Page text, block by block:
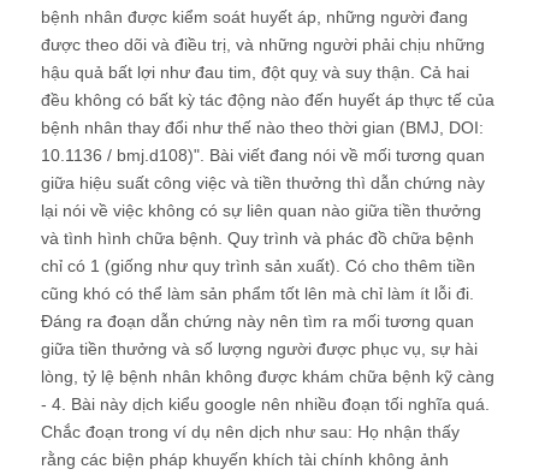
bệnh nhân được kiểm soát huyết áp, những người đang
được theo dõi và điều trị, và những người phải chịu những
hậu quả bất lợi như đau tim, đột quỵ và suy thận. Cả hai
đều không có bất kỳ tác động nào đến huyết áp thực tế của
bệnh nhân thay đổi như thế nào theo thời gian (BMJ, DOI:
10.1136 / bmj.d108)". Bài viết đang nói về mối tương quan
giữa hiệu suất công việc và tiền thưởng thì dẫn chứng này
lại nói về việc không có sự liên quan nào giữa tiền thưởng
và tình hình chữa bệnh. Quy trình và phác đồ chữa bệnh
chỉ có 1 (giống như quy trình sản xuất). Có cho thêm tiền
cũng khó có thể làm sản phẩm tốt lên mà chỉ làm ít lỗi đi.
Đáng ra đoạn dẫn chứng này nên tìm ra mối tương quan
giữa tiền thưởng và số lượng người được phục vụ, sự hài
lòng, tỷ lệ bệnh nhân không được khám chữa bệnh kỹ càng
- 4. Bài này dịch kiểu google nên nhiều đoạn tối nghĩa quá.
Chắc đoạn trong ví dụ nên dịch như sau: Họ nhận thấy
rằng các biện pháp khuyến khích tài chính không ảnh